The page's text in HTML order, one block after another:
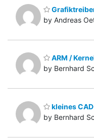
by Andreas
ARM /
by Bernhard
kleines
by Bernhard